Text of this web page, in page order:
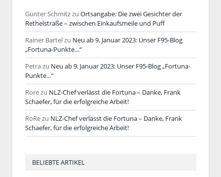
Günter Schmitzzu Ortsangabe: Die zwei Gesichter der
Rethelstraße – zwischen Einkaufsmeile und Puff
Rainer Bartelzu Neu ab 9. Januar 2023: Unser F95-Blog
„Fortuna-Punkte…“
Petrazu Neu ab 9. Januar 2023: Unser F95-Blog „Fortuna-
Punkte…“
Rorezu NLZ-Chef verlässt die Fortuna – Danke, Frank
Schaefer, für die erfolgreiche Arbeit!
RoRezu NLZ-Chef verlässt die Fortuna – Danke, Frank
Schaefer, für die erfolgreiche Arbeit!
BELIEBTE ARTIKEL